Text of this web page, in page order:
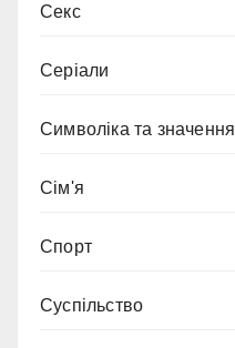
Секс
Серіали
Символіка та значення
Сім'я
Спорт
Суспільство